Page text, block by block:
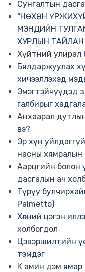
Сунгалтын
“НӨХӨН
МЭНДИЙН
ХУРЛЫН ТАЙЛАН
Хүйтний улирал
Бялдаржуулах
хичээллэхэд
Эмэгтэйчүүдэд
галбирыг
Анхаарал
вэ?
Эр хүн
насны хямралын
Аарцгийн болон
дасгалын ач
Түрүү
Palmetto)
Хөлний цэгэн
холбогдол
Цэвэршилтийн
тэмдэг
К амин дэм ямар